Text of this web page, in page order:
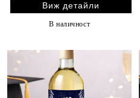
Виж детайли
В наличност